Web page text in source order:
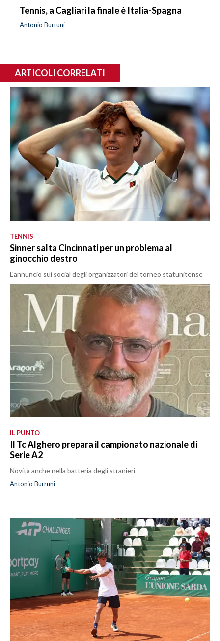
Tennis, a Cagliari la finale è Italia-Spagna
Antonio Burruni
ARTICOLI CORRELATI
TENNIS
Sinner salta Cincinnati per un problema al
ginocchio destro
L'annuncio sui social degli organizzatori del torneo statunitense
IL PUNTO
Il Tc Alghero prepara il campionato nazionale di
Serie A2
Novità anche nella batteria degli stranieri
Antonio Burruni